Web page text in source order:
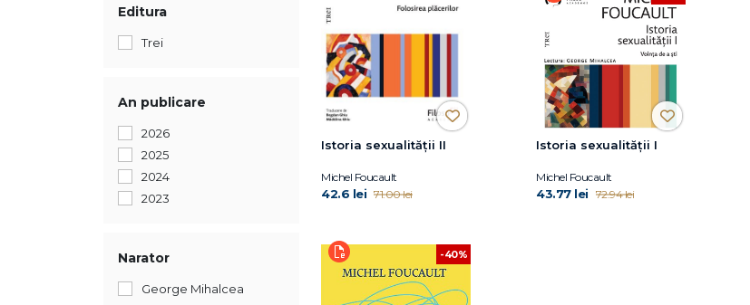
Editura
Trei
An publicare
2026
2025
2024
2023
Narator
George Mihalcea
Istoria sexualității II
Michel Foucault
42.6 lei 71.00 lei
Istoria sexualității I
Michel Foucault
43.77 lei 72.94 lei
-40%